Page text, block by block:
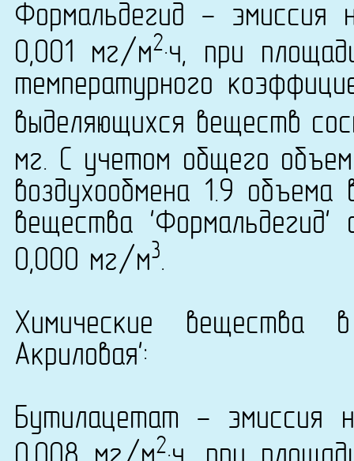
Формальдегид - эмиссия
0,001 мг/м2·ч, при
температурного
выделяющихся веществ
мг. С учетом общего
воздухообмена 1.9
вещества
0,000 мг/м3.
Химические вещества
Акриловая':
Бутилацетат - эмиссия
2